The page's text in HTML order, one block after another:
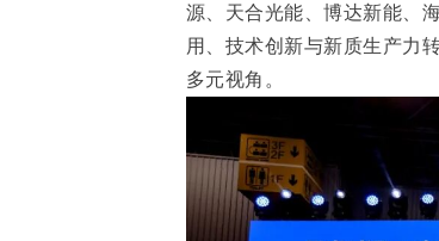
源、天合光能、博达新能、海
用、技术创新与新质生产力
多元视角。